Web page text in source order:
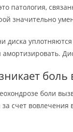
патология,
значительно
диска
амортизировать.
боль
боли
счет вовлечения